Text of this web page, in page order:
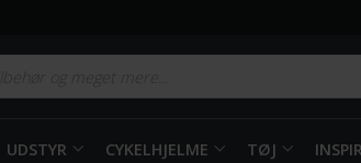
UDSTYR CYKELHJELME TØJ